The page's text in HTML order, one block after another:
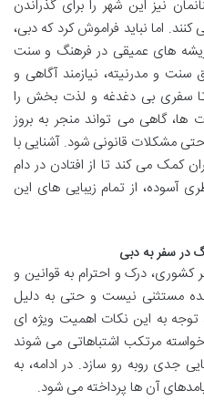
نیز این شهر را برای گذراندن
اما نباید فراموش کرد که دبی،
های عمیقی در فرهنگ و سنت
و مدرنیته، نیازمند آگاهی و
تا سفری بی دغدغه و لذت بخش را
ها، گاهی می تواند منجر به بروز
مشکلات قانونی شود. آشنایی با
کمک می کند تا از افتادن در دام
آسوده، از تمام زیبایی های این
در سفر به دبی
درک و احترام به قوانین و
مستثنی نیست و حتی به دلیل
به این نکات اهمیت ویژه ای
مرتکب اشتباهاتی می شوند
جدی روبه رو سازد. در ادامه، به
آن ها پرداخته می شود.